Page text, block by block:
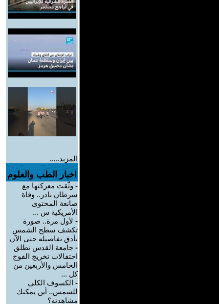
المزيد.....
اخبار الطب والعلوم
- وثّقت معركتها مع
سرطان نادر.. وفاة
صانعة المحتوى
الأمريكية س ...
- لأول مرة.. صورة
تكشف سطح الشمس
بأدق تفاصيله حتى الآن
- جامعة القدس تطلق
احتفالات تخريج الفوج
الخامس والأربعين من
كل ...
- الكسوف الكلي
للشمس.. أين يمكنك
مشاهدته؟